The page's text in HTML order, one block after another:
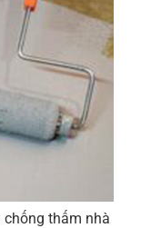
thấm nhà